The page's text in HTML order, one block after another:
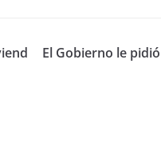
El Gobierno le